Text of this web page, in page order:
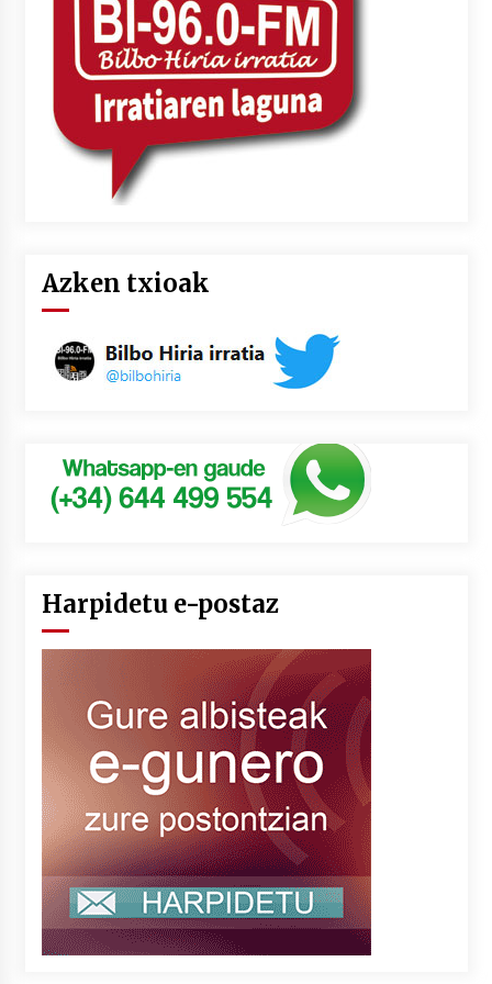
2026/07/03
MUSIBLA #297: Bide, Boards Of Canada, Somak,
Tiga, Twisted Teens, Underscores, Habia
2026/07/02
Azken txioak
Harpidetu e-postaz